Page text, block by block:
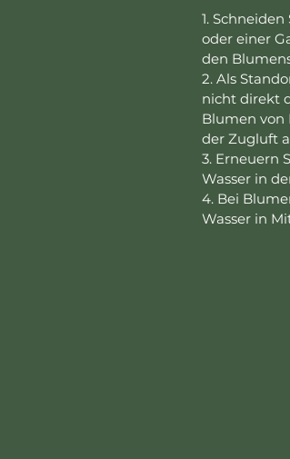
1.
oder einer
den
2. Als
nicht direkt
Blumen von
der Zugluft
3. Erneuern
Wasser in
4. Bei
Wasser in